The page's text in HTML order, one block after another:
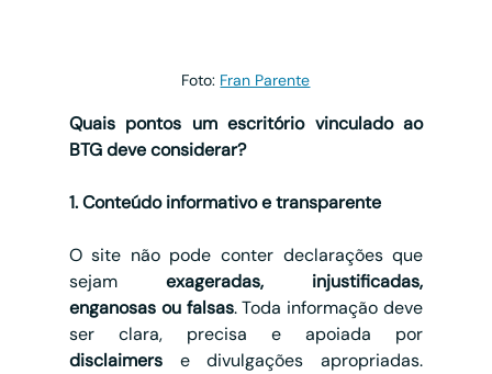
Foto: Fran Parente
Quais pontos um escritório vinculado ao
BTG deve considerar?
1. Conteúdo informativo e transparente
O site não pode conter declarações que
sejam exageradas, injustificadas,
enganosas ou falsas. Toda informação deve
disclaimers e divulgações apropriadas.